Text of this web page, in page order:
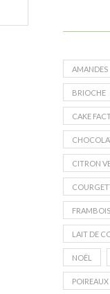
AMANDES
BRIOCHE
CAKE
CITRON
LAIT DE
NOËL
POIREAUX